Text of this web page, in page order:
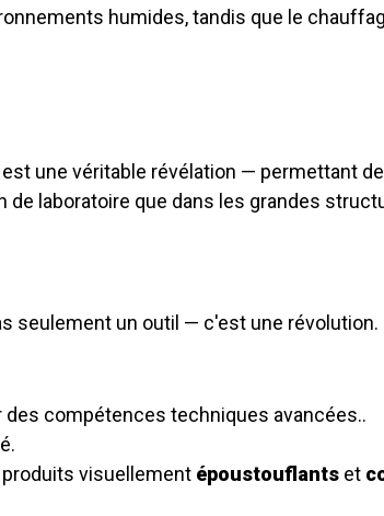
humides, tandis que le
une véritable révélation — permettant
laboratoire que dans les grandes
seulement un outil — c'est une révolution.
compétences techniques avancées..
visuellement époustouflants et